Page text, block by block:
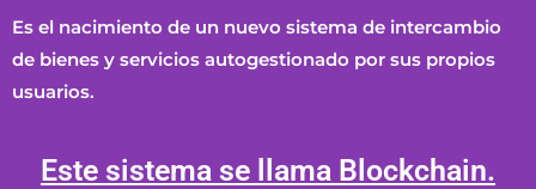
Es el nacimiento de un nuevo sistema de intercambio
de bienes y servicios autogestionado por sus propios
usuarios.
Este sistema se llama Blockchain.